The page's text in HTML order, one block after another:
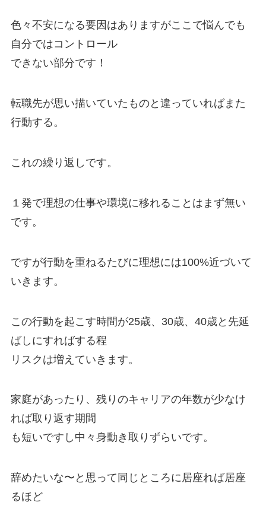
色々不安になる要因はありますがここで悩んでも
自分ではコントロール
できない部分です！
転職先が思い描いていたものと違っていればまた
行動する。
これの繰り返しです。
１発で理想の仕事や環境に移れることはまず無い
です。
ですが行動を重ねるたびに理想には100%近づいて
いきます。
この行動を起こす時間が25歳、30歳、40歳と先延
ばしにすればする程
リスクは増えていきます。
家庭があったり、残りのキャリアの年数が少なけ
れば取り返す期間
も短いですし中々身動き取りずらいです。
辞めたいな〜と思って同じところに居座れば居座
るほど